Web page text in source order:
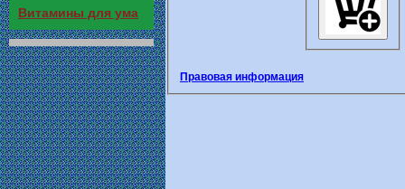
Витамины для ума
Правовая информация